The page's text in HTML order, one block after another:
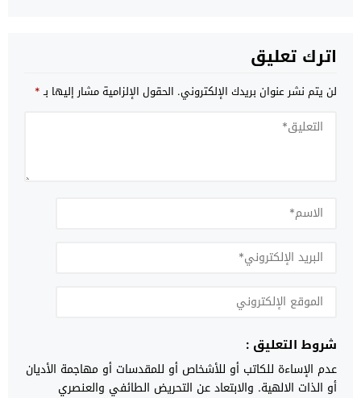
اترك تعليق
لن يتم نشر عنوان بريدك الإلكتروني. الحقول الإلزامية مشار إليها بـ*
شروط التعليق :
عدم الإساءة للكاتب أو للأشخاص أو للمقدسات أو مهاجمة الأديان
أو الذات الالهية. والابتعاد عن التحريض الطائفي والعنصري